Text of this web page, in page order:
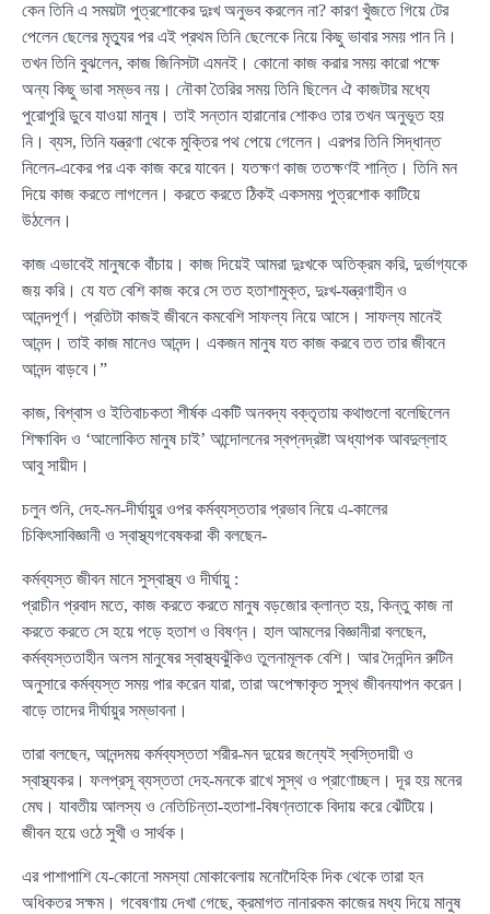
কেন তিনি এ সময়টা পুত্রশোকের দুঃখ অনুভব করলেন না? কারণ খুঁজতে গিয়ে টের
পেলেন ছেলের মৃত্যুর পর এই প্রথম তিনি ছেলেকে নিয়ে কিছু ভাবার সময় পান নি।
তখন তিনি বুঝলেন, কাজ জিনিসটা এমনই। কোনো কাজ করার সময় কারো পক্ষে
অন্য কিছু ভাবা সম্ভব নয়। নৌকা তৈরির সময় তিনি ছিলেন ঐ কাজটার মধ্যে
পুরোপুরি ডুবে যাওয়া মানুষ। তাই সন্তান হারানোর শোকও তার তখন অনুভূত হয়
নি। ব্যস, তিনি যন্ত্রণা থেকে মুক্তির পথ পেয়ে গেলেন। এরপর তিনি সিদ্ধান্ত
নিলেন-একের পর এক কাজ করে যাবেন। যতক্ষণ কাজ ততক্ষণই শান্তি। তিনি মন
দিয়ে কাজ করতে লাগলেন। করতে করতে ঠিকই একসময় পুত্রশোক কাটিয়ে
উঠলেন।
কাজ এভাবেই মানুষকে বাঁচায়। কাজ দিয়েই আমরা দুঃখকে অতিক্রম করি, দুর্ভাগ্যকে
জয় করি। যে যত বেশি কাজ করে সে তত হতাশামুক্ত, দুঃখ-যন্ত্রণাহীন ও
আনন্দপূর্ণ। প্রতিটা কাজই জীবনে কমবেশি সাফল্য নিয়ে আসে। সাফল্য মানেই
আনন্দ। তাই কাজ মানেও আনন্দ। একজন মানুষ যত কাজ করবে তত তার জীবনে
আনন্দ বাড়বে।”
কাজ, বিশ্বাস ও ইতিবাচকতা শীর্ষক একটি অনবদ্য বক্তৃতায় কথাগুলো বলেছিলেন
শিক্ষাবিদ ও ‘আলোকিত মানুষ চাই’ আন্দোলনের স্বপ্নদ্রষ্টা অধ্যাপক আবদুল্লাহ
আবু সায়ীদ।
চলুন শুনি, দেহ-মন-দীর্ঘায়ুর ওপর কর্মব্যস্ততার প্রভাব নিয়ে এ-কালের
চিকিৎসাবিজ্ঞানী ও স্বাস্থ্যগবেষকরা কী বলছেন-
কর্মব্যস্ত জীবন মানে সুস্বাস্থ্য ও দীর্ঘায়ু :
প্রাচীন প্রবাদ মতে, কাজ করতে করতে মানুষ বড়জোর ক্লান্ত হয়, কিন্তু কাজ না
করতে করতে সে হয়ে পড়ে হতাশ ও বিষণ্ন। হাল আমলের বিজ্ঞানীরা বলছেন,
কর্মব্যস্ততাহীন অলস মানুষের স্বাস্থ্যঝুঁকিও তুলনামূলক বেশি। আর দৈনন্দিন রুটিন
অনুসারে কর্মব্যস্ত সময় পার করেন যারা, তারা অপেক্ষাকৃত সুস্থ জীবনযাপন করেন।
বাড়ে তাদের দীর্ঘায়ুর সম্ভাবনা।
তারা বলছেন, আনন্দময় কর্মব্যস্ততা শরীর-মন দুয়ের জন্যেই স্বস্তিদায়ী ও
স্বাস্থ্যকর। ফলপ্রসূ ব্যস্ততা দেহ-মনকে রাখে সুস্থ ও প্রাণোচ্ছল। দূর হয় মনের
মেঘ। যাবতীয় আলস্য ও নেতিচিন্তা-হতাশা-বিষণ্নতাকে বিদায় করে ঝেঁটিয়ে।
জীবন হয়ে ওঠে সুখী ও সার্থক।
এর পাশাপাশি যে-কোনো সমস্যা মোকাবেলায় মনোদৈহিক দিক থেকে তারা হন
অধিকতর সক্ষম। গবেষণায় দেখা গেছে, ক্রমাগত নানারকম কাজের মধ্য দিয়ে মানুষ